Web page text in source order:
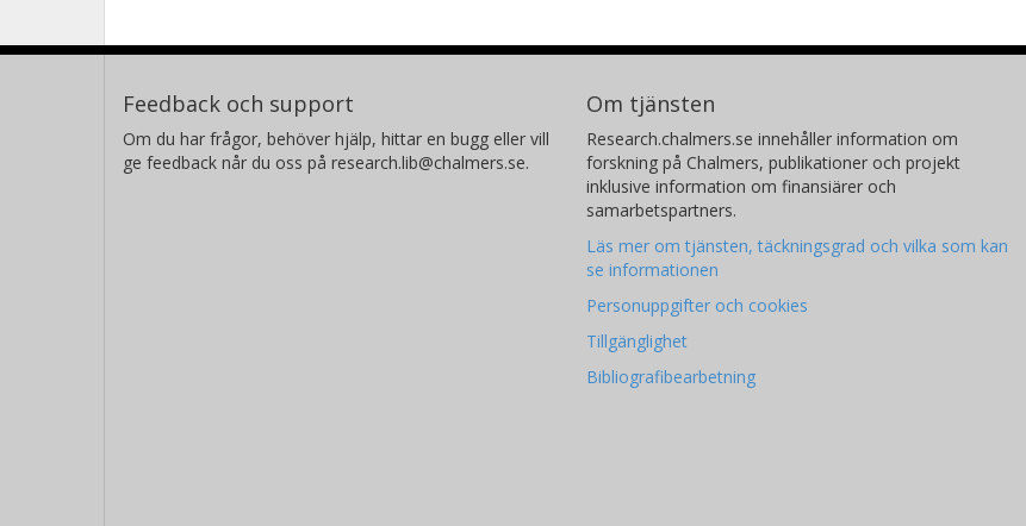
Feedback och support
Om du har frågor, behöver hjälp, hittar en bugg eller vill
ge feedback når du oss på research.lib@chalmers.se.
Om tjänsten
Research.chalmers.se innehåller information om
forskning på Chalmers, publikationer och projekt
inklusive information om finansiärer och
samarbetspartners.
Läs mer om tjänsten, täckningsgrad och vilka som kan
se informationen
Personuppgifter och cookies
Tillgänglighet
Bibliografibearbetning